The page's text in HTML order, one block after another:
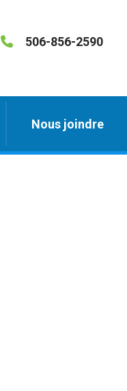
506-856-2590
Nous joindre